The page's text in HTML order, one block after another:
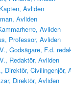
Avliden
Avliden
Avliden
Professor, Avliden
Godsägare, F.d.
Redaktör, Avliden
Direktör, Civilingenjör,
Direktör, Avliden